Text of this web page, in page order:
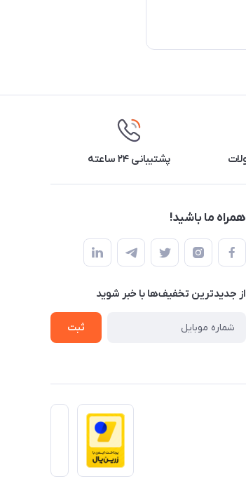
پشتیبانی ۲۴ ساعته
همراه ما باشید!
از جدید‌ترین تخفیف‌ها با‌ خبر شوید
ثبت